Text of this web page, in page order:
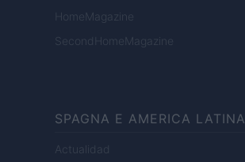
HomeMagazine
SecondHomeMagazine
SPAGNA E AMERICA LATINA
Actualidad